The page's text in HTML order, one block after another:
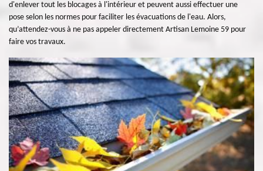
d'enlever tout les blocages à l'intérieur et peuvent aussi effectuer une
pose selon les normes pour faciliter les évacuations de l'eau. Alors,
qu’attendez-vous à ne pas appeler directement Artisan Lemoine 59 pour
faire vos travaux.